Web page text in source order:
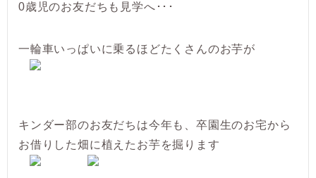
0歳児のお友だちも見学へ･･･
一輪車いっぱいに乗るほどたくさんのお芋が
キンダー部のお友だちは今年も、卒園生のお宅から
お借りした畑に植えたお芋を掘ります